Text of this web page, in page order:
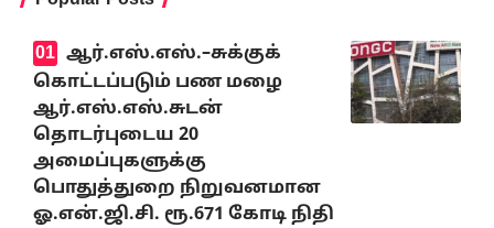
ஆர்.எஸ்.எஸ்.–சுக்குக்
கொட்டப்படும் பண மழை
ஆர்.எஸ்.எஸ்.சுடன்
தொடர்புடைய 20
அமைப்புகளுக்கு
பொதுத்துறை நிறுவனமான
ஓ.என்.ஜி.சி. ரூ.671 கோடி நிதி